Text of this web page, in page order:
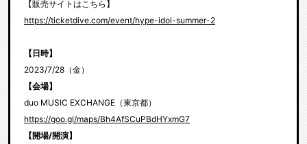
【販売サイトはこちら】
https://ticketdive.com/event/hype-idol-summer-2
【日時】
2023/7/28（金）
【会場】
duo MUSIC EXCHANGE（東京都）
https://goo.gl/maps/Bh4AfSCuPBdHYxmG7
【開場/開演】